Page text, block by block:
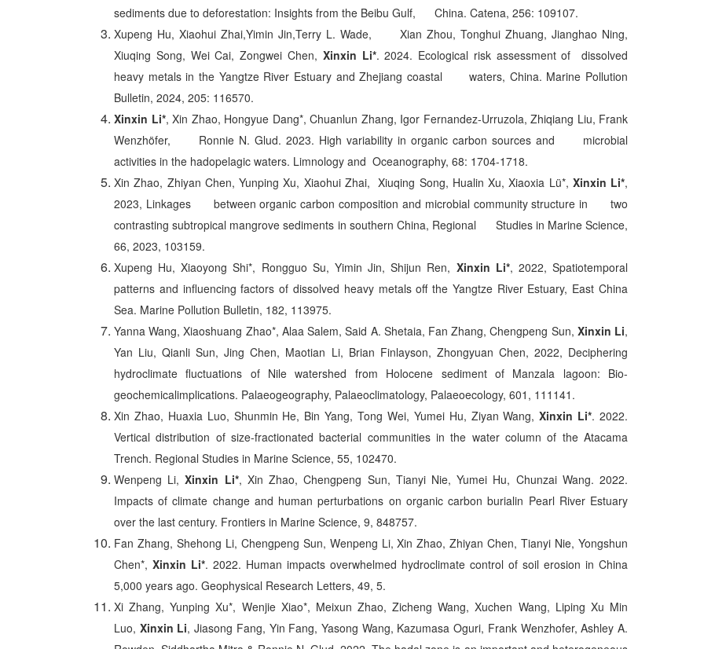
sediments due to deforestation: Insights from the Beibu Gulf, China. Catena, 256: 109107.
Xupeng Hu, Xiaohui Zhai,Yimin Jin,Terry L. Wade, Xian Zhou, Tonghui Zhuang, Jianghao Ning,
Xiuqing Song, Wei Cai, Zongwei Chen, Xinxin Li*. 2024. Ecological risk assessment of dissolved
heavy metals in the Yangtze River Estuary and Zhejiang coastal waters, China. Marine Pollution
Bulletin, 2024, 205: 116570.
Xinxin Li*, Xin Zhao, Hongyue Dang*, Chuanlun Zhang, Igor Fernandez-Urruzola, Zhiqiang Liu, Frank
Wenzhöfer, Ronnie N. Glud. 2023. High variability in organic carbon sources and microbial
activities in the hadopelagic waters. Limnology and Oceanography, 68: 1704-1718.
Xin Zhao, Zhiyan Chen, Yunping Xu, Xiaohui Zhai, Xiuqing Song, Hualin Xu, Xiaoxia Lü*, Xinxin Li*,
2023, Linkages between organic carbon composition and microbial community structure in two
contrasting subtropical mangrove sediments in southern China, Regional Studies in Marine Science,
66, 2023, 103159.
Xupeng Hu, Xiaoyong Shi*, Rongguo Su, Yimin Jin, Shijun Ren, Xinxin Li*, 2022, Spatiotemporal
patterns and influencing factors of dissolved heavy metals off the Yangtze River Estuary, East China
Sea. Marine Pollution Bulletin, 182, 113975.
Yanna Wang, Xiaoshuang Zhao*, Alaa Salem, Said A. Shetaia, Fan Zhang, Chengpeng Sun, Xinxin Li,
Yan Liu, Qianli Sun, Jing Chen, Maotian Li, Brian Finlayson, Zhongyuan Chen, 2022, Deciphering
hydroclimate fluctuations of Nile watershed from Holocene sediment of Manzala lagoon: Bio-
geochemicalimplications. Palaeogeography, Palaeoclimatology, Palaeoecology, 601, 111141.
Xin Zhao, Huaxia Luo, Shunmin He, Bin Yang, Tong Wei, Yumei Hu, Ziyan Wang,Xinxin Li*. 2022.
Vertical distribution of size-fractionated bacterial communities in the water column of the Atacama
Trench. Regional Studies in Marine Science, 55, 102470.
Wenpeng Li,Xinxin Li*, Xin Zhao, Chengpeng Sun, Tianyi Nie, Yumei Hu, Chunzai Wang. 2022.
Impacts of climate change and human perturbations on organic carbon burialin Pearl River Estuary
over the last century. Frontiers in Marine Science, 9, 848757.
Fan Zhang, Shehong Li, Chengpeng Sun, Wenpeng Li, Xin Zhao, Zhiyan Chen, Tianyi Nie, Yongshun
Chen*, Xinxin Li*. 2022. Human impacts overwhelmed hydroclimate control of soil erosion in China
5,000 years ago. Geophysical Research Letters, 49, 5.
Xi Zhang, Yunping Xu*, Wenjie Xiao*, Meixun Zhao, Zicheng Wang, Xuchen Wang, Liping Xu Min
Luo, Xinxin Li, Jiasong Fang, Yin Fang, Yasong Wang, Kazumasa Oguri, Frank Wenzhofer, Ashley A.